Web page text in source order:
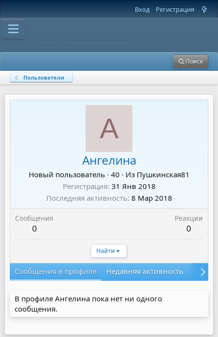
Вход Регистрация
Поиск
Пользователи
А
Ангелина
Новый пользователь · 40 · Из Пушкинская81
Регистрация 31 Янв 2018
Последняя активность 8 Мар 2018
Сообщения
0
Реакции
0
Найти
Сообщения в профиле Недавняя активность
В профиле Ангелина пока нет ни одного
сообщения.